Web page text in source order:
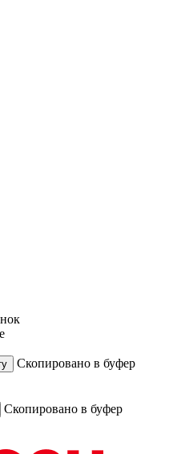
Скопировано в буфер
Скопировано в буфер